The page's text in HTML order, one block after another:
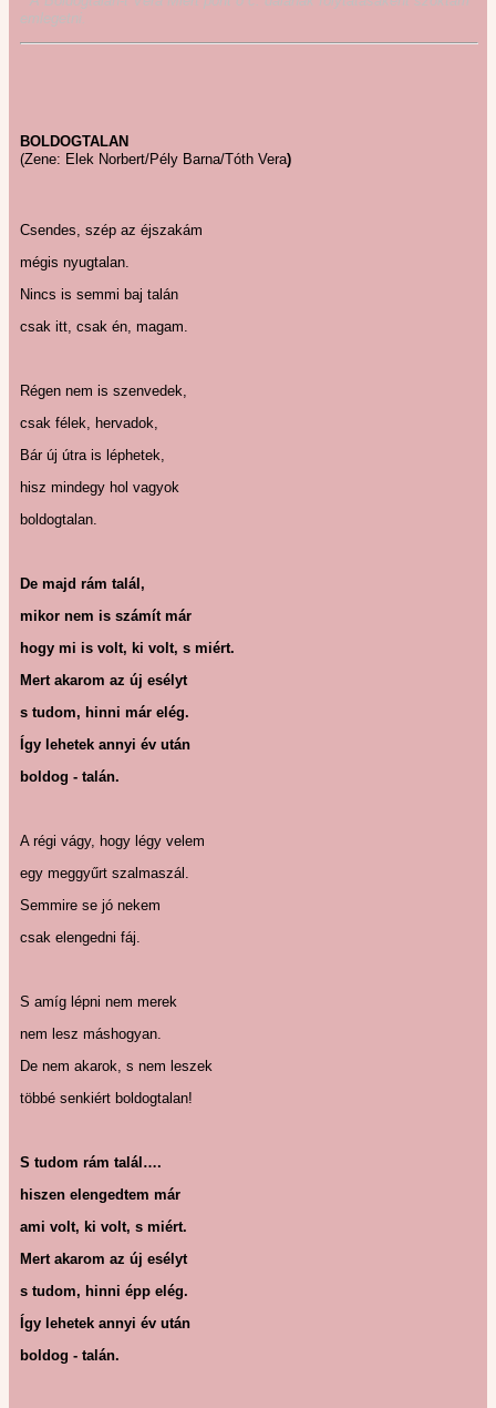
emlegetni.
BOLDOGTALAN
(Zene: Elek Norbert/Pély Barna/Tóth Vera)
Csendes, szép az éjszakám
mégis nyugtalan.
Nincs is semmi baj talán
csak itt, csak én, magam.
Régen nem is szenvedek,
csak félek, hervadok,
Bár új útra is léphetek,
hisz mindegy hol vagyok
boldogtalan.
De majd rám talál,
mikor nem is számít már
hogy mi is volt, ki volt, s miért.
Mert akarom az új esélyt
s tudom, hinni már elég.
Így lehetek annyi év után
boldog - talán.
A régi vágy, hogy légy velem
egy meggyűrt szalmaszál.
Semmire se jó nekem
csak elengedni fáj.
S amíg lépni nem merek
nem lesz máshogyan.
De nem akarok, s nem leszek
többé senkiért boldogtalan!
S tudom rám talál….
hiszen elengedtem már
ami volt, ki volt, s miért.
Mert akarom az új esélyt
s tudom, hinni épp elég.
Így lehetek annyi év után
boldog - talán.